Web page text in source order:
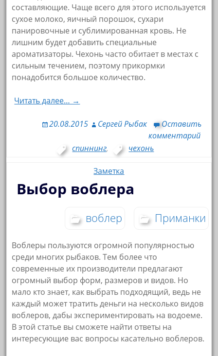
составляющие. Чаще всего для этого используется
сухое молоко, яичный порошок, сухари
панировочные и сублимированная кровь. Не
лишним будет добавить специальные
ароматизаторы. Чехонь часто обитает в местах с
сильным течением, поэтому прикормки
понадобится большое количество.
Читать далее… →
20.08.2015 Сергей Рыбак
Оставить
комментарий
спиннинг, чехонь
Заметка
Выбор воблера
воблер Приманки
Воблеры пользуются огромной популярностью
среди многих рыбаков. Тем более что
современные их производители предлагают
огромный выбор форм, размеров и видов. Но
мало кто знает, как выбрать подходящий, ведь не
каждый может тратить деньги на несколько видов
воблеров, дабы экспериментировать на водоеме.
В этой статье вы сможете найти ответы на
интересующие вас вопросы касательно воблеров.